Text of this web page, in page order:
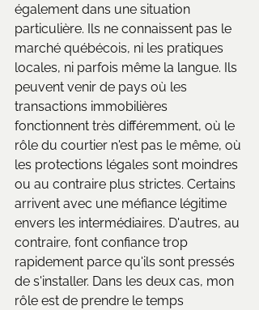
également dans une situation
particulière. Ils ne connaissent pas le
marché québécois, ni les pratiques
locales, ni parfois même la langue. Ils
peuvent venir de pays où les
transactions immobilières
fonctionnent très différemment, où le
rôle du courtier n'est pas le même, où
les protections légales sont moindres
ou au contraire plus strictes. Certains
arrivent avec une méfiance légitime
envers les intermédiaires. D'autres, au
contraire, font confiance trop
rapidement parce qu'ils sont pressés
de s'installer. Dans les deux cas, mon
rôle est de prendre le temps